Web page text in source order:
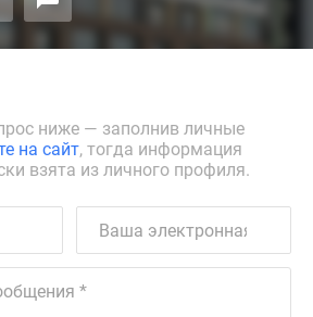
ниже — заполнив личные
на сайт, тогда информация
взята из личного профиля.